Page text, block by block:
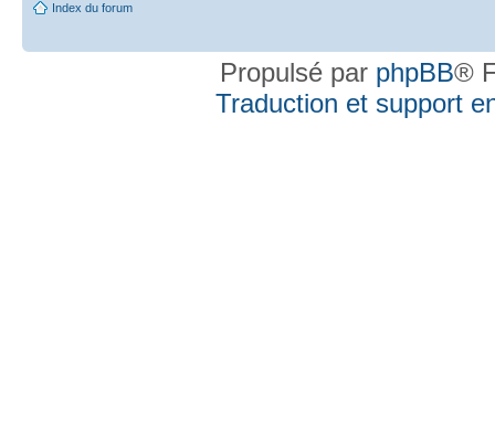
Index du forum
Propulsé par phpBB®
Traduction et support